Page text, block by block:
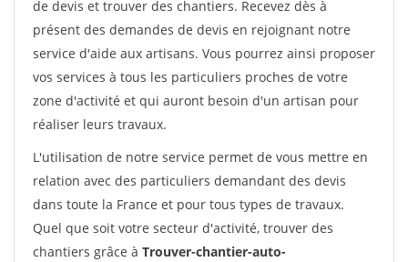
de devis et trouver des chantiers. Recevez dès à
présent des demandes de devis en rejoignant notre
service d'aide aux artisans. Vous pourrez ainsi proposer
vos services à tous les particuliers proches de votre
zone d'activité et qui auront besoin d'un artisan pour
réaliser leurs travaux.
L'utilisation de notre service permet de vous mettre en
relation avec des particuliers demandant des devis
dans toute la France et pour tous types de travaux.
Quel que soit votre secteur d'activité, trouver des
chantiers grâce à Trouver-chantier-auto-